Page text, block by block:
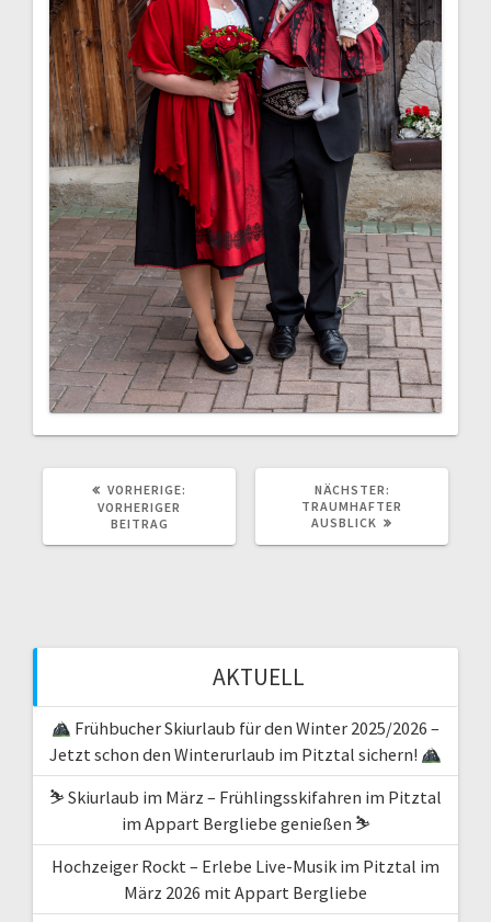
VORHERIGE:
VORHERIGER
BEITRAG
NÄCHSTER:
BEITRAG:
TRAUMHAFTER
AUSBLICK
AKTUELL
Frühbucher Skiurlaub für den Winter 2025/2026 –
Jetzt schon den Winterurlaub im Pitztal sichern!
⛷️ Skiurlaub im März – Frühlingsskifahren im Pitztal
im Appart Bergliebe genießen ⛷️
Hochzeiger Rockt – Erlebe Live-Musik im Pitztal im
März 2026 mit Appart Bergliebe